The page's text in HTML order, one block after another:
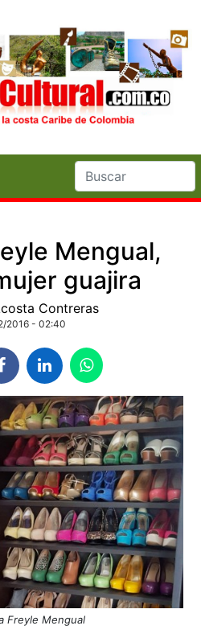
Mengual,
guajira
Contreras
2016 - 02:40
Freyle Mengual